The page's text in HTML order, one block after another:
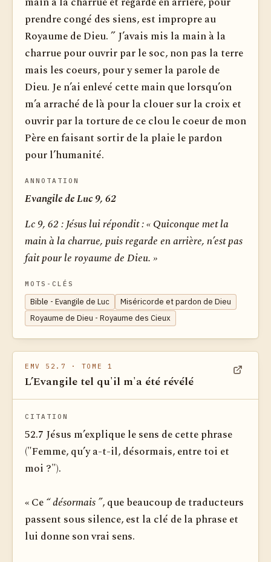
prendre congé des siens, est impropre au
Royaume de Dieu. ” J’avais mis la main à la
charrue pour ouvrir par le soc, non pas la terre
mais les coeurs, pour y semer la parole de
Dieu. Je n’ai enlevé cette main que lorsqu’on
m’a arraché de là pour la clouer sur la croix et
ouvrir par la torture de ce clou le coeur de mon
Père en faisant sortir de la plaie le pardon
pour l’humanité.
ANNOTATION
Evangile de Luc 9, 62
Lc 9, 62 :Jésus lui répondit : « Quiconque met la
main à la charrue, puis regarde en arrière, n’est pas
fait pour le royaume de Dieu. »
MOTS-CLÉS
Bible - Evangile de Luc
Miséricorde et pardon de Dieu
Royaume de Dieu - Royaume des Cieux
EMV 52.7 · TOME 1
L’Evangile tel qu'il m'a été révélé
CITATION
52.7 Jésus m’explique le sens de cette phrase
("Femme, qu’y a-t-il, désormais, entre toi et
moi ?").
« Ce“ désormais ”, que beaucoup de traducteurs
passent sous silence, est la clé de la phrase et
lui donne son vrai sens.